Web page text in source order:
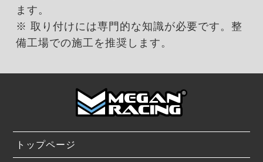
ます。
※ 取り付けには専門的な知識が必要です。整
備工場での施工を推奨します。
トップページ